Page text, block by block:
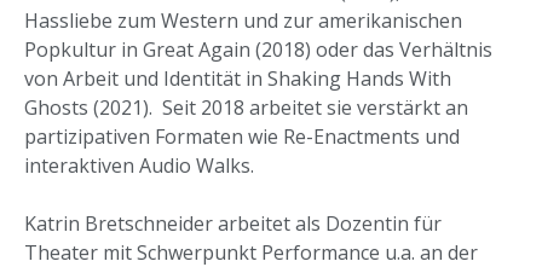
Hassliebe zum Western und zur amerikanischen
Popkultur in Great Again (2018) oder das Verhältnis
von Arbeit und Identität in Shaking Hands With
Ghosts (2021). Seit 2018 arbeitet sie verstärkt an
partizipativen Formaten wie Re-Enactments und
interaktiven Audio Walks.
Katrin Bretschneider arbeitet als Dozentin für
Theater mit Schwerpunkt Performance u.a. an der